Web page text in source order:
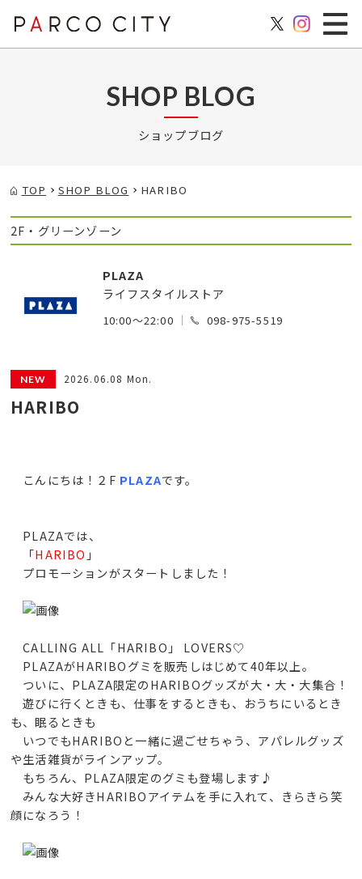
SHOP BLOG
ショップブログ
TOP SHOP BLOG HARIBO
2F・グリーンゾーン
PLAZA
ライフスタイルストア
10:00～22:00 098-975-5519
2026.06.08 Mon.
HARIBO
こんにちは！２F PLAZAです。
PLAZAでは、
「HARIBO 」
プロモーションがスタートしました！
CALLING ALL「HARIBO」 LOVERS♡
PLAZAがHARIBOグミを販売しはじめて40年以上。
ついに、PLAZA限定のHARIBOグッズが大・大・大集合！
遊びに行くときも、仕事をするときも、おうちにいるとき
も、眠るときも
いつでもHARIBOと一緒に過ごせちゃう、アパレルグッズ
や生活雑貨がラインアップ。
もちろん、PLAZA限定のグミも登場します♪
みんな大好きHARIBOアイテムを手に入れて、きらきら笑
顔になろう！